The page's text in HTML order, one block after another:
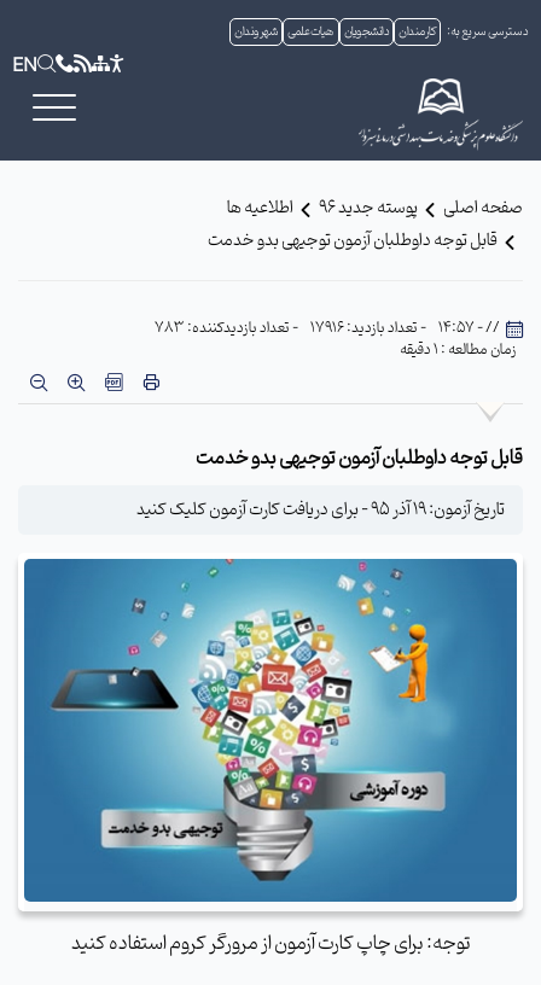
دسترسی سریع به: کارمندان دانشجویان هیات علمی شهروندان
EN
صفحه اصلی پوسته جدید 96
اطلاعیه ها
قابل توجه داوطلبان آزمون توجیهی بدو خدمت
// - 14:57 - تعداد بازدید: 17916
- تعداد بازدیدکننده: 783
زمان مطالعه : 1 دقیقه
قابل توجه داوطلبان آزمون توجیهی بدو خدمت
تاریخ آزمون: 19 آذر 95 - برای دریافت کارت آزمون کلیک کنید
توجه: برای چاپ کارت آزمون از مرورگر کروم استفاده کنید